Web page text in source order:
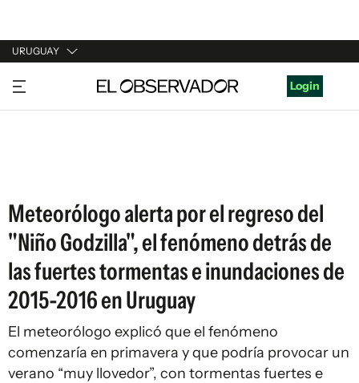
URUGUAY
URUGUAY
ARGENTINA
Login
Meteorólogo alerta por el regreso del
"Niño Godzilla", el fenómeno detrás de
las fuertes tormentas e inundaciones de
2015-2016 en Uruguay
El meteorólogo explicó que el fenómeno
comenzaría en primavera y que podría provocar un
verano “muy llovedor”, con tormentas fuertes e